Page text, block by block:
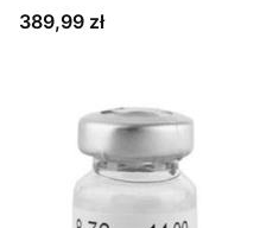
Cena
389,99 zł